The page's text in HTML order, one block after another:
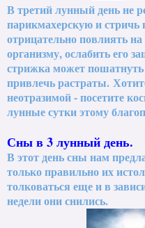
В третий лунный день не
парикмахерскую и
отрицательно повлиять
организму, ослабить его
стрижка может
привлечь растраты.
неотразимой - посетите
лунные сутки этому
Сны в 3 лунный день.
В этот день сны нам
только правильно их
толковаться еще и в
недели они снились.